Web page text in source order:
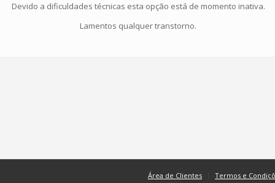
Devido a dificuldades técnicas esta opção está de momento inativa.
Lamentos qualquer transtorno.
Área de Clientes Termos e